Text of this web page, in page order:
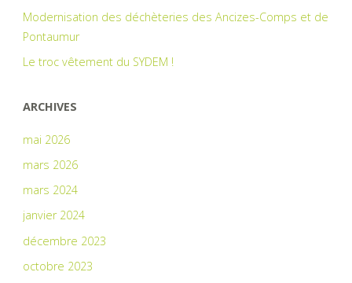
Modernisation des déchèteries des Ancizes-Comps et de
Pontaumur
Le troc vêtement du SYDEM !
ARCHIVES
mai 2026
mars 2026
mars 2024
janvier 2024
décembre 2023
octobre 2023